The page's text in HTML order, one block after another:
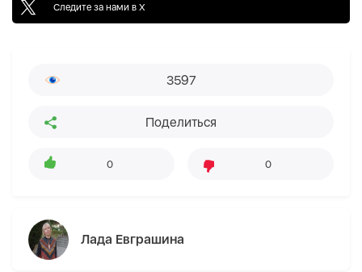
Следите за нами в X
3597
Поделиться
0 0
Лада Евграшина